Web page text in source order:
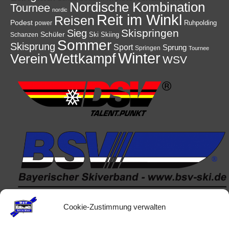
Cookie-Zustimmung verwalten
Tournee nordic Nordische Kombination
Podest power Reisen Reit im Winkl Ruhpolding
Schanzen Schüler Sieg Ski Skiing Skispringen
Skisprung Sommer Sport Springen Sprung Tournee
VereinWettkampfWinterWSV